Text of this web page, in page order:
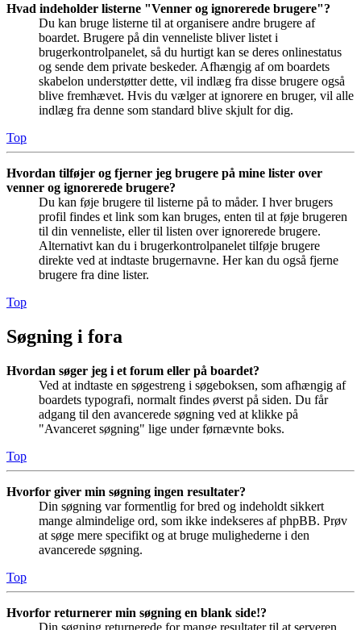
Hvad indeholder listerne "Venner og ignorerede brugere"?
Du kan bruge listerne til at organisere andre brugere af
boardet. Brugere på din venneliste bliver listet i
brugerkontrolpanelet, så du hurtigt kan se deres onlinestatus
og sende dem private beskeder. Afhængig af om boardets
skabelon understøtter dette, vil indlæg fra disse brugere også
blive fremhævet. Hvis du vælger at ignorere en bruger, vil alle
indlæg fra denne som standard blive skjult for dig.
Top
Hvordan tilføjer og fjerner jeg brugere på mine lister over
venner og ignorerede brugere?
Du kan føje brugere til listerne på to måder. I hver brugers
profil findes et link som kan bruges, enten til at føje brugeren
til din venneliste, eller til listen over ignorerede brugere.
Alternativt kan du i brugerkontrolpanelet tilføje brugere
direkte ved at indtaste brugernavne. Her kan du også fjerne
brugere fra dine lister.
Top
Søgning i fora
Hvordan søger jeg i et forum eller på boardet?
Ved at indtaste en søgestreng i søgeboksen, som afhængig af
boardets typografi, normalt findes øverst på siden. Du får
adgang til den avancerede søgning ved at klikke på
"Avanceret søgning" lige under førnævnte boks.
Top
Hvorfor giver min søgning ingen resultater?
Din søgning var formentlig for bred og indeholdt sikkert
mange almindelige ord, som ikke indekseres af phpBB. Prøv
at søge mere specifikt og at bruge mulighederne i den
avancerede søgning.
Top
Hvorfor returnerer min søgning en blank side!?
Din søgning returnerede for mange resultater til at serveren